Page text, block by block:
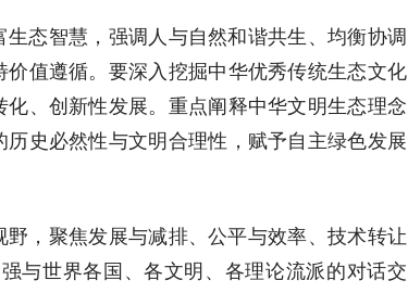
态智慧，强调人与自然和谐共生、均衡协调
值遵循。要深入挖掘中华优秀传统生态文化
、创新性发展。重点阐释中华文明生态理念
史必然性与文明合理性，赋予自主绿色发展
，聚焦发展与减排、公平与效率、技术转让
与世界各国、各文明、各理论流派的对话交